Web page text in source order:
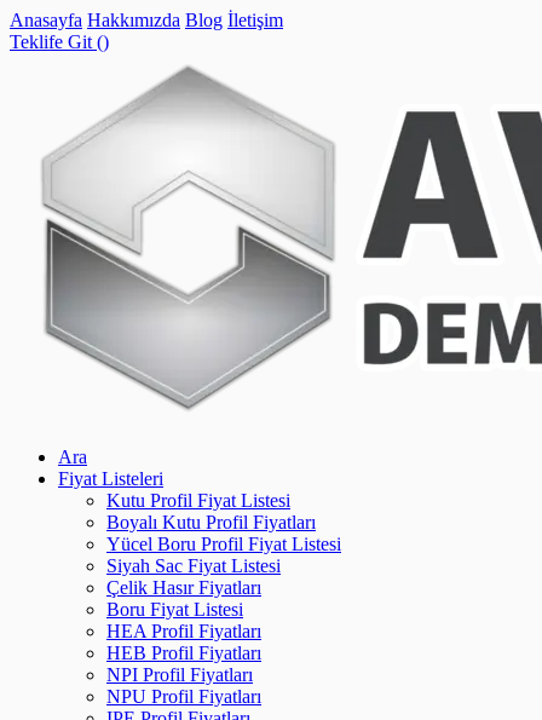
Anasayfa Hakkımızda Blog İletişim
Teklife Git ()
Ara
Fiyat Listeleri
Kutu Profil Fiyat Listesi
Boyalı Kutu Profil Fiyatları
Yücel Boru Profil Fiyat Listesi
Siyah Sac Fiyat Listesi
Çelik Hasır Fiyatları
Boru Fiyat Listesi
HEA Profil Fiyatları
HEB Profil Fiyatları
NPI Profil Fiyatları
NPU Profil Fiyatları